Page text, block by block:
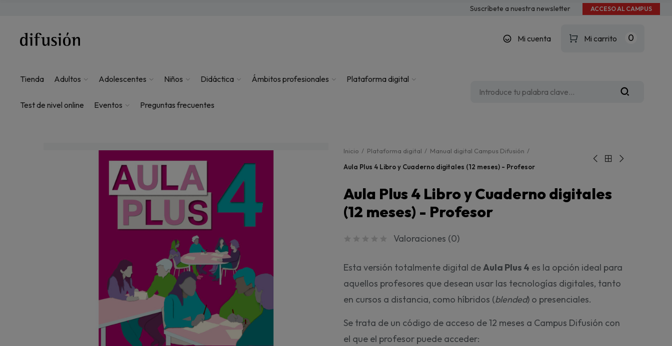
Suscríbete a nuestra newsletter ACCESO AL CAMPUS
Mi cuenta Mi carrito 0
Tienda Adultos Adolescentes Niños Didáctica Ámbitos profesionales Plataforma digital
Test de nivel online Eventos Preguntas frecuentes
Inicio Plataforma digital
Manual digital Campus Difusión
Aula Plus 4 Libro y Cuaderno digitales (12 meses) - Profesor
Aula Plus 4 Libro y Cuaderno digitales
(12 meses) - Profesor
Valoraciones (0)
Esta versión totalmente digital deAula Plus 4 es la opción ideal para
aquellos profesores que desean usar las tecnologías digitales, tanto
en cursos a distancia, como híbridos (blended) o presenciales.
Se trata de un código de acceso de 12 meses a Campus Difusión con
el que el profesor puede acceder: